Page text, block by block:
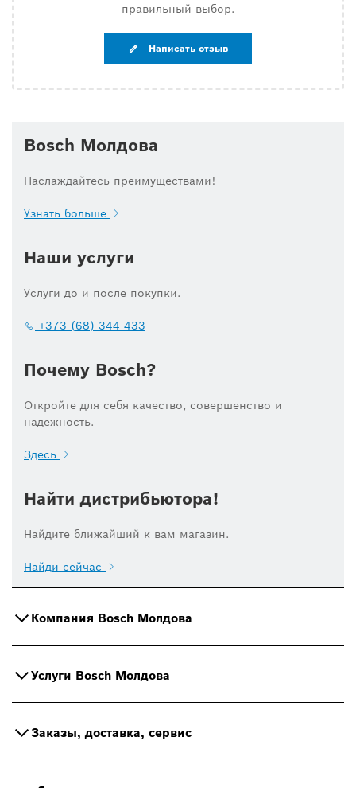
правильный выбор.
Написать отзыв
Bosch Молдова
Наслаждайтесь преимуществами!
Узнать больше
Наши услуги
Услуги до и после покупки.
+373 (68) 344 433
Почему Bosch?
Откройте для себя качество, совершенство и
надежность.
Здесь
Найти дистрибьютора!
Найдите ближайший к вам магазин.
Найди сейчас
Компания Bosch Молдова
Услуги Bosch Молдова
Заказы, доставка, сервис